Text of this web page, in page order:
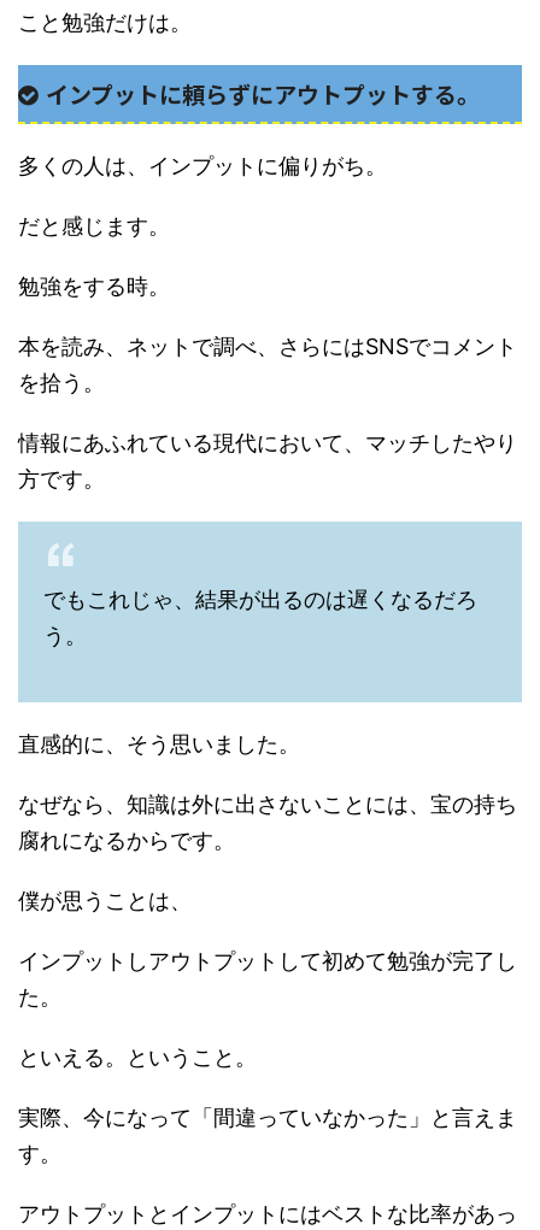
こと勉強だけは。
インプットに頼らずにアウトプットする。
多くの人は、インプットに偏りがち。
だと感じます。
勉強をする時。
本を読み、ネットで調べ、さらにはSNSでコメント
を拾う。
情報にあふれている現代において、マッチしたやり
方です。
でもこれじゃ、結果が出るのは遅くなるだろ
う。
直感的に、そう思いました。
なぜなら、知識は外に出さないことには、宝の持ち
腐れになるからです。
僕が思うことは、
インプットしアウトプットして初めて勉強が完了し
た。
といえる。ということ。
実際、今になって「間違っていなかった」と言えま
す。
アウトプットとインプットにはベストな比率があっ